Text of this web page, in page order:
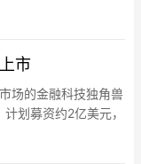
鲸在7月初以150美
市
场的金融科技独角兽
划募资约2亿美元，
这一布局使其与尼日
正推进美股IPO）。